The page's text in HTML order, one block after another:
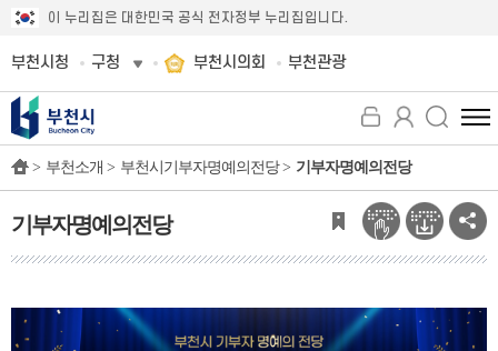
이 누리집은 대한민국 공식 전자정부 누리집입니다.
부천시청 구청 부천시의회 부천관광
전
체
뉴
보
기
> 부천소개 > 부천시기부자명예의전당 > 기부자명예의전당
기부자명예의전당